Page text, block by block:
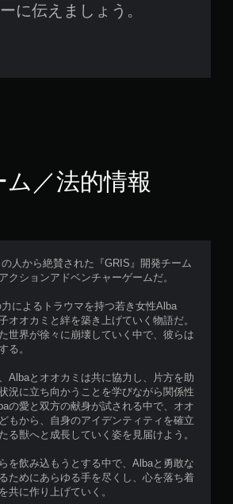
に伝えましょう。
ム／法的情報
の人から絶賛された『GRIS』開発チーム
クションアドベンチャーゲームだ。
力によるトラウマを持つ若き女性Alba
オオカミと絆を築き上げていく物語だ。
世界が徐々に崩壊していく中で、彼らは
る。
Albaとオオカミは共に協力し、片方を助
況に立ち向かうことを学びながら関係性
の愛と双方の献身が試される中で、オオ
もから、自身のアイデンティティを確立
る獣へと成長していく姿を見届けよう。
を飲み込もうとする中で、Albaと勇敢な
ためにあらゆる手を尽くし、心を落ち着
共に作り上げていく。